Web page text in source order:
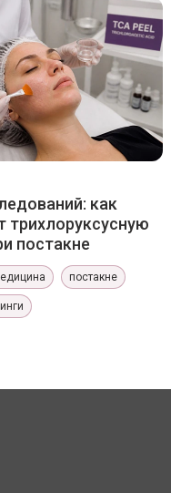
как
трихлоруксусную
постакне
постакне